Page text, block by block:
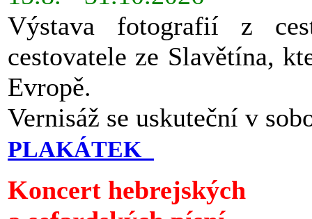
Výstava fotografií z
cestovatele ze Slavětína,
Evropě.
Vernisáž se uskuteční v
PLAKÁTEK
Koncert hebrejských